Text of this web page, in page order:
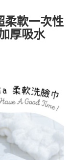
柔軟一次性
厚吸水